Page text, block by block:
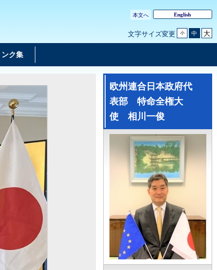
本文へ English
文字サイズ変更 小 中 大
ンク集
欧州連合日本政府代
表部 特命全権大
使 相川一俊